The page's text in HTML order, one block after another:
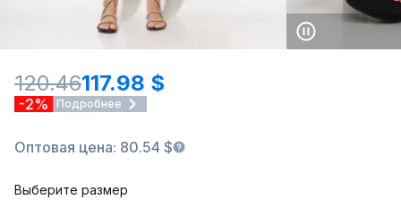
120.46117.98 $
-2% Подробнее
Оптовая цена: 80.54 $
Выберите размер